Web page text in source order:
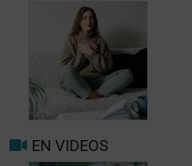
Quand consulter à
nouveau pour
migraine ou maux de
tête?
EN VIDEOS